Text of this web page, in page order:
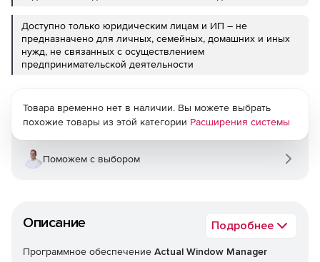
Доступно только юридическим лицам и ИП – не
предназначено для личных, семейных, домашних и иных
нужд, не связанных с осуществлением
предпринимательской деятельности
Описание Подробнее
Программное обеспечение Actual Window Manager
Товара временно нет в наличии. Вы можете выбрать
похожие товары из этой категории Расширения системы
Поможем с выбором